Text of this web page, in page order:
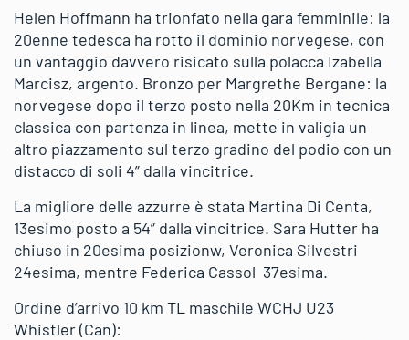
Helen Hoffmann ha trionfato nella gara femminile: la
20enne tedesca ha rotto il dominio norvegese, con
un vantaggio davvero risicato sulla polacca Izabella
Marcisz, argento. Bronzo per Margrethe Bergane: la
norvegese dopo il terzo posto nella 20Km in tecnica
classica con partenza in linea, mette in valigia un
altro piazzamento sul terzo gradino del podio con un
distacco di soli 4” dalla vincitrice.
La migliore delle azzurre è stata Martina Di Centa,
13esimo posto a 54” dalla vincitrice. Sara Hutter ha
chiuso in 20esima posizionw, Veronica Silvestri
24esima, mentre Federica Cassol 37esima.
Ordine d’arrivo 10 km TL maschile WCHJ U23
Whistler (Can):